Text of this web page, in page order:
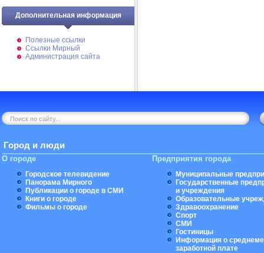
Дополнительная информация
Полезные ссылки
Ссылки Мирный
Администрация сайта
Город и люди
О городе
Городское телевидение
Панорама Мирного
Публикации о городе в СМИ
Книги о городе
Фильмы о городе
Предприятия города
Муниципальные
Государственные
и учреждения
Образовательные
Здравоохранение
Спорт
СМИ
Гостиницы
Информация о
заработной плате